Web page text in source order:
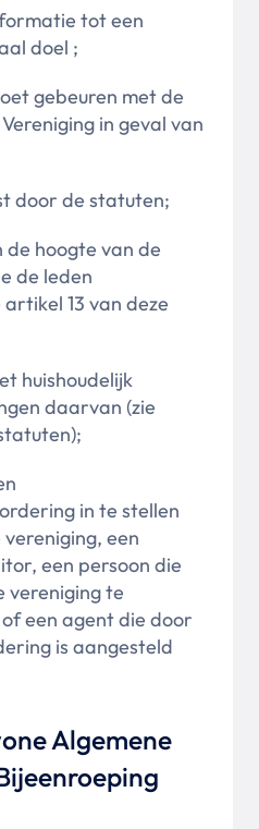
tot een
doel ;
gebeuren met de
in geval van
door de statuten;
hoogte van de
de leden
13 van deze
huishoudelijk
daarvan (zie
in te stellen
een
een persoon die
vereniging te
een agent die door
is aangesteld
Algemene